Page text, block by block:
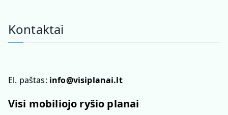
Kontaktai
El. paštas: info@visiplanai.lt
Visi mobiliojo ryšio planai